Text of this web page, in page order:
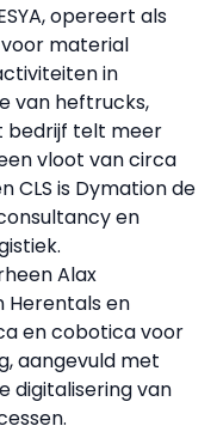
opereert als
material
in
van heftrucks,
bedrijf telt meer
vloot van circa
CLS is Dymation de
en
Alax
Herentals en
en cobotica voor
aangevuld met
digitalisering van